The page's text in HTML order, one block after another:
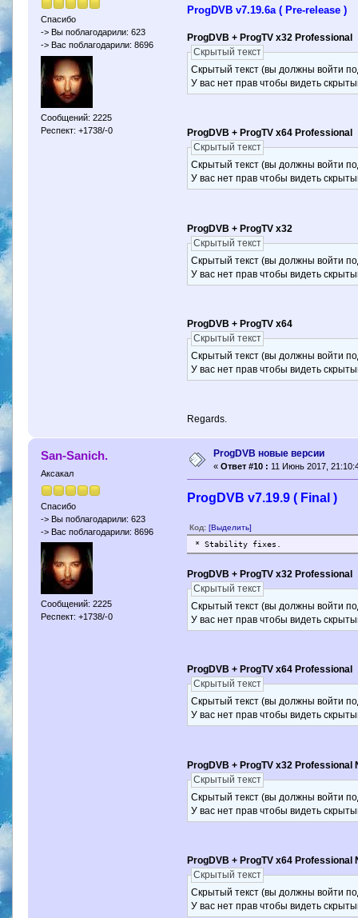
Спасибо
-> Вы поблагодарили: 623
-> Вас поблагодарили: 8696
Сообщений: 2225
Респект: +1738/-0
ProgDVB v7.19.6a ( Pre-release )
ProgDVB + ProgTV x32 Professional
Скрытый текст
Скрытый текст (вы должны войти
У вас нет прав чтобы видеть
ProgDVB + ProgTV x64 Professional
Скрытый текст
Скрытый текст (вы должны войти
У вас нет прав чтобы видеть
ProgDVB + ProgTV x32
Скрытый текст
Скрытый текст (вы должны войти
У вас нет прав чтобы видеть
ProgDVB + ProgTV x64
Скрытый текст
Скрытый текст (вы должны войти
У вас нет прав чтобы видеть
Regards.
San-Sanich.
Аксакал
Спасибо
-> Вы поблагодарили: 623
-> Вас поблагодарили: 8696
Сообщений: 2225
Респект: +1738/-0
ProgDVB новые версии
« Ответ #10 : 11 Июнь 2017,
ProgDVB v7.19.9 ( Final )
Код:[Выделить]
* Stability fixes.
ProgDVB + ProgTV x32 Professional
Скрытый текст
Скрытый текст (вы должны войти
У вас нет прав чтобы видеть
ProgDVB + ProgTV x64 Professional
Скрытый текст
Скрытый текст (вы должны войти
У вас нет прав чтобы видеть
ProgDVB + ProgTV x32 Professional
Скрытый текст
Скрытый текст (вы должны войти
У вас нет прав чтобы видеть
ProgDVB + ProgTV x64 Professional
Скрытый текст
Скрытый текст (вы должны войти
У вас нет прав чтобы видеть